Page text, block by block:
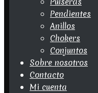
Pendientes
Anillos
Chokers
Conjuntos
Sobre nosotros
Contacto
Mi cuenta